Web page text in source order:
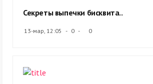
Секреты выпечки бисквита..
13-мар, 12:05 0 0